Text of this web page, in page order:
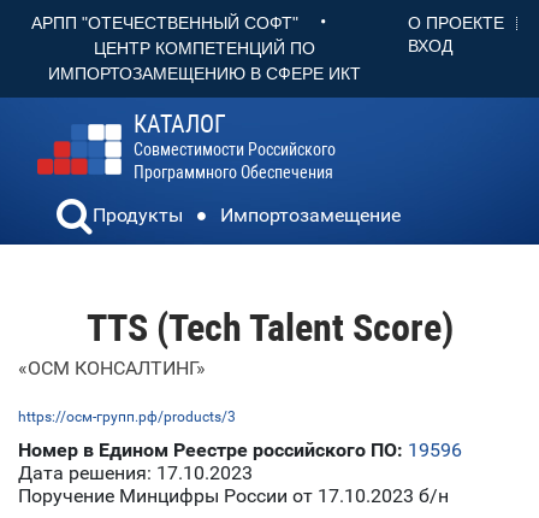
АРПП "ОТЕЧЕСТВЕННЫЙ СОФТ" •
ЦЕНТР КОМПЕТЕНЦИЙ ПО
ИМПОРТОЗАМЕЩЕНИЮ В СФЕРЕ ИКТ
О ПРОЕКТЕ
ВХОД
КАТАЛОГ
Совместимости Российского
Программного Обеспечения
Продукты Импортозамещение
TTS (Tech Talent Score)
«ОСМ КОНСАЛТИНГ»
https://осм-групп.рф/products/3
Номер в Едином Реестре российского ПО: 19596
Дата решения: 17.10.2023
Поручение Минцифры России от 17.10.2023 б/н